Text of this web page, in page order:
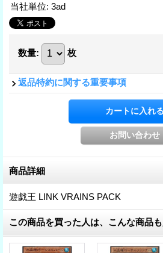
当社単位: 3ad
数量: 枚
返品特約に関する重要事項
商品詳細
遊戯王 LINK VRAINS PACK
この商品を買った人は、こんな商品